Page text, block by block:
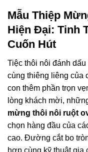
Mẫu Thiệp
Hiện Đại: Tinh
Cuốn Hút
Tiệc thôi nôi đánh
cùng thiêng liêng của
con thêm phần trọn
lòng khách mời,
mừng thôi nôi ruột
chọn hàng đầu của
cao. Đường cắt bo
hợp cùng kỹ thuật gia